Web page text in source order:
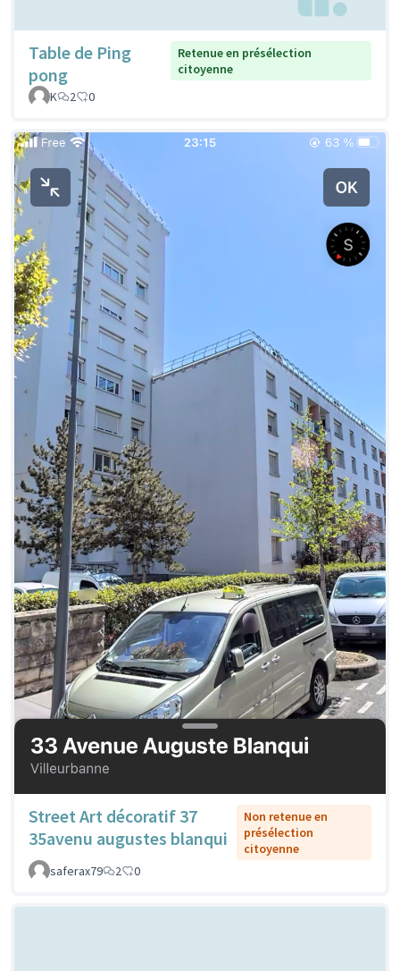
Table de Ping
pong
Retenue en présélection
citoyenne
K
2 0
Street Art décoratif 37
35avenu augustes blanqui
Non retenue en
présélection
citoyenne
saferax79
2 0